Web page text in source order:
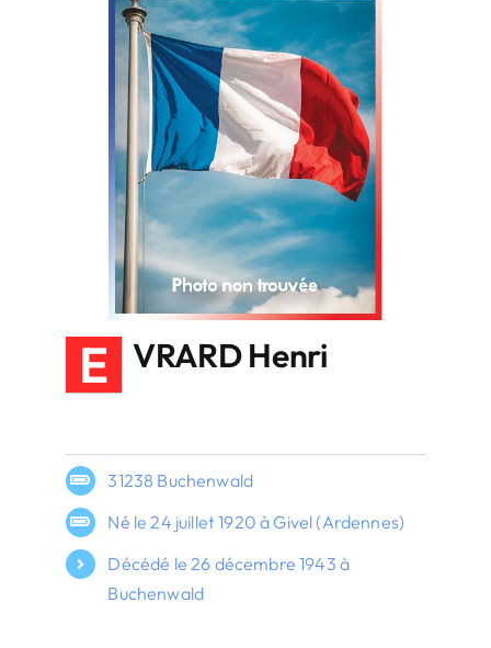
E VRARD Henri
31238 Buchenwald
Né le 24 juillet 1920 à Givel (Ardennes)
Décédé le 26 décembre 1943 à
Buchenwald